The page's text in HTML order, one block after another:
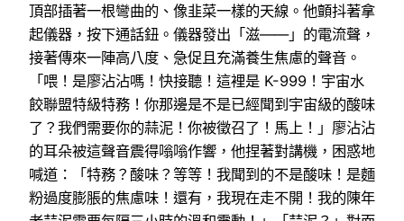
頂部插著一根彎曲的、像韭菜一樣的天線。他顫抖著拿
起儀器，按下通話鈕。儀器發出「滋——」的電流聲，
接著傳來一陣高八度、急促且充滿養生焦慮的聲音。
「喂！是廖沾沾嗎！快接聽！這裡是 K-999！宇宙水
餃聯盟特級特務！你那邊是不是已經聞到宇宙級的酸味
了？我們需要你的蒜泥！你被徵召了！馬上！」廖沾沾
的耳朵被這聲音震得嗡嗡作響，他捏著對講機，困惑地
喊道：「特務？酸味？等等！我聞到的不是酸味！是麵
粉過度膨脹的焦慮味！還有，我現在走不開！我的陳年